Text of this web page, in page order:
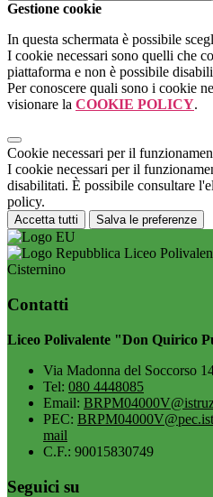
Gestione cookie
In questa schermata è possibile
I cookie necessari sono quelli che
piattaforma e non è possibile
Per conoscere quali sono i cookie
visionare la COOKIE POLICY.
Cookie necessari per il
I cookie necessari per il
disabilitati. È possibile consultare
policy.
Accetta tutti Salva le preferenze
Liceo
Cisternino
Contatti
Liceo Polivalente "Don Quirico
Via Madonna del Soccorso
Tel: 080 4448085
Email:
PEC:
mail
C.F.: 90015830749
Seguici su